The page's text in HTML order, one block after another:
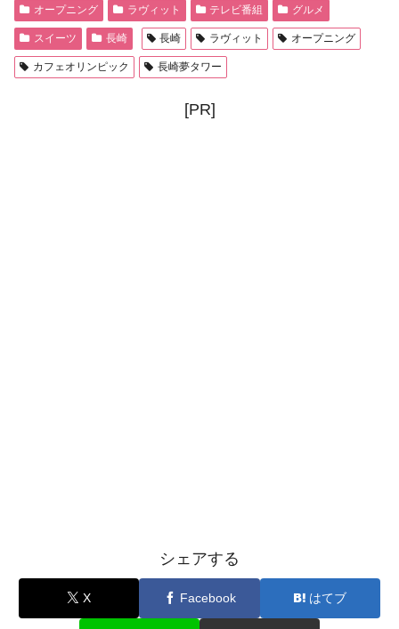
オープニング ラヴィット テレビ番組 グルメ
スイーツ 長崎 長崎 ラヴィット オープニング
カフェオリンピック 長崎夢タワー
[PR]
シェアする
X Facebook はてブ